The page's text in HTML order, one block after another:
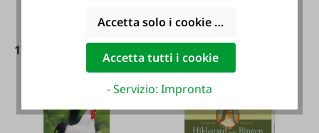
17,90 €* 8,20 €*
Accetta solo i cookie funzionali
Accetta tutti i cookie
- Servizio: Impronta